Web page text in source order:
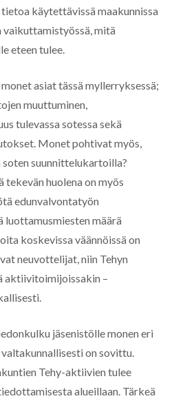
käytettävissä maakunnissa
vaikuttamistyössä, mitä
eteen tulee.
asiat tässä myllerryksessä;
muuttuminen,
tulevassa sotessa sekä
Monet pohtivat myös,
suunnittelukartoilla?
huolena on myös
edunvalvontatyön
määrä
koskevissa väännöissä on
neuvottelijat, niin Tehyn
aktiivitoimijoissakin –
jäsenistölle monen eri
on sovittu.
Tehy-aktiivien tulee
alueillaan. Tärkeä